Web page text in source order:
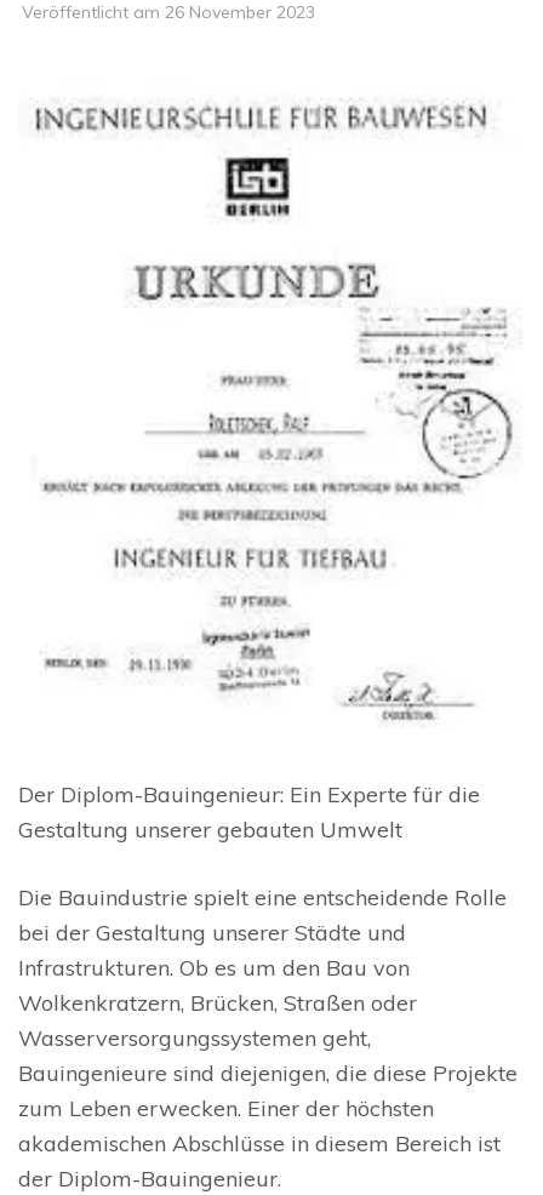
Veröffentlicht am 26 November 2023
Der Diplom-Bauingenieur: Ein Experte für die
Gestaltung unserer gebauten Umwelt
Die Bauindustrie spielt eine entscheidende Rolle
bei der Gestaltung unserer Städte und
Infrastrukturen. Ob es um den Bau von
Wolkenkratzern, Brücken, Straßen oder
Wasserversorgungssystemen geht,
Bauingenieure sind diejenigen, die diese Projekte
zum Leben erwecken. Einer der höchsten
akademischen Abschlüsse in diesem Bereich ist
der Diplom-Bauingenieur.